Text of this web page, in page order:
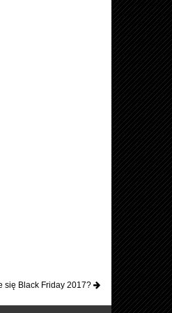
się Black Friday 2017?